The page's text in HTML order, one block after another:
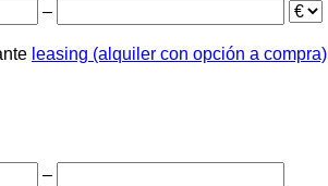
–
leasing (alquiler con opción a compra)
–